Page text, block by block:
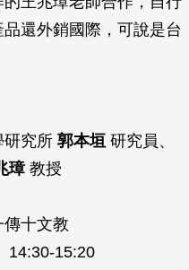
還外銷國際，可說是台
研究所 郭本垣 研究員、
璋教授
十文教
14:30-15:20